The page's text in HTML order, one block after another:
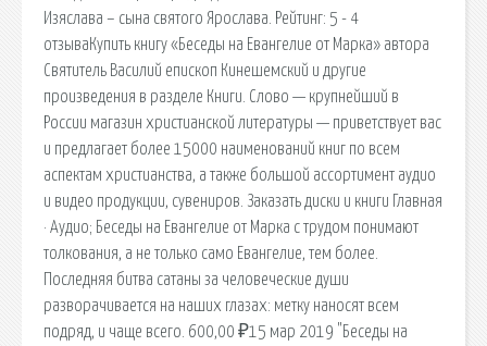
Изяслава – сына святого Ярослава. Рейтинг: 5 - 4
отзываКупить книгу «Беседы на Евангелие от Марка» автора
Святитель Василий епископ Кинешемский и другие
произведения в разделе Книги. Слово — крупнейший в
России магазин христианской литературы — приветствует вас
и предлагает более 15000 наименований книг по всем
аспектам христианства, а также большой ассортимент аудио
и видео продукции, сувениров. Заказать диски и книги Главная
· Аудио; Беседы на Евангелие от Марка с трудом понимают
толкования, а не только само Евангелие, тем более.
Последняя битва сатаны за человеческие души
разворачивается на наших глазах: метку наносят всем
подряд, и чаще всего. 600,00 ₽15 мар 2019 "Беседы на